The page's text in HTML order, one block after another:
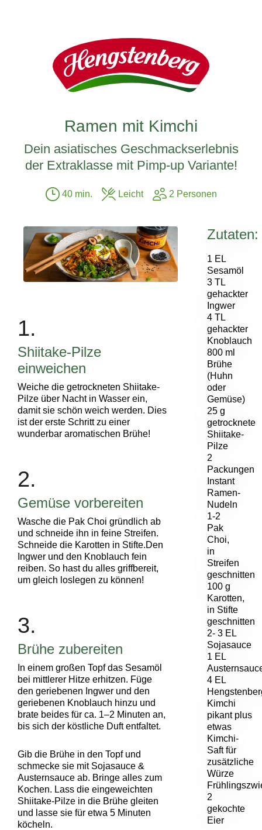
Ramen mit Kimchi
Dein asiatisches Geschmackserlebnis
der Extraklasse mit Pimp-up Variante!
40 min. Leicht 2 Personen
Zutaten:
1 EL
Sesamöl
3 TL
gehackter
Ingwer
4 TL
gehackter
Knoblauch
800 ml
Brühe
(Huhn
oder
Gemüse)
25 g
getrocknete
Shiitake-
Pilze
2
Packungen
Instant
Ramen-
Nudeln
1-2
Pak
Choi,
in
Streifen
geschnitten
100 g
Karotten,
in Stifte
geschnitten
2- 3 EL
Sojasauce
1 EL
4 EL
Kimchi
pikant plus
etwas
Kimchi-
Saft für
zusätzliche
Würze
2
gekochte
Eier
1.
Shiitake-Pilze
einweichen
Weiche die getrockneten Shiitake-
Pilze über Nacht in Wasser ein,
damit sie schön weich werden. Dies
ist der erste Schritt zu einer
wunderbar aromatischen Brühe!
2.
Gemüse vorbereiten
Wasche die Pak Choi gründlich ab
und schneide ihn in feine Streifen.
Schneide die Karotten in Stifte.Den
Ingwer und den Knoblauch fein
reiben. So hast du alles griffbereit,
um gleich loslegen zu können!
3.
Brühe zubereiten
In einem großen Topf das Sesamöl
bei mittlerer Hitze erhitzen. Füge
den geriebenen Ingwer und den
geriebenen Knoblauch hinzu und
brate beides für ca. 1–2 Minuten an,
bis sich der köstliche Duft entfaltet.
Gib die Brühe in den Topf und
schmecke sie mit Sojasauce &
Austernsauce ab. Bringe alles zum
Kochen. Lass die eingeweichten
Shiitake-Pilze in die Brühe gleiten
und lasse sie für etwa 5 Minuten
köcheln.